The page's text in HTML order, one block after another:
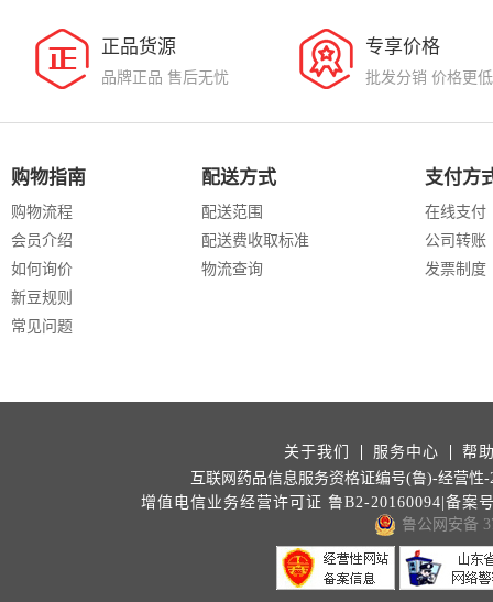
正品货源
品牌正品 售后无忧
专享价格
批发分销 价格更低
购物指南
购物流程
会员介绍
如何询价
新豆规则
常见问题
配送方式
配送范围
配送费收取标准
物流查询
支付方
在线支付
公司转账
发票制度
关于我们 服务中心
帮
互联网药品信息服务资格证编号(鲁)-经营性-
增值电信业务经营许可证 鲁B2-20160094|备案
鲁公网安备